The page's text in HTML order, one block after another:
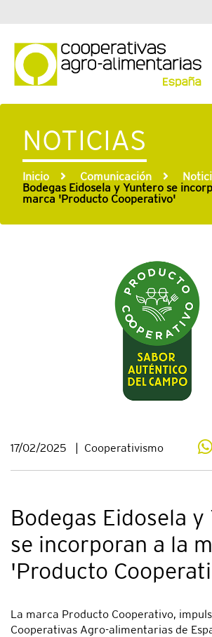
NOTICIAS
Inicio Comunicación
Bodegas Eidosela y Yuntero se
marca 'Producto Cooperativo'
17/02/2025 Cooperativismo
Bodegas Eidosela
se incorporan a la
'Producto
La marca Producto Cooperativo,
Cooperativas Agro-alimentarias de